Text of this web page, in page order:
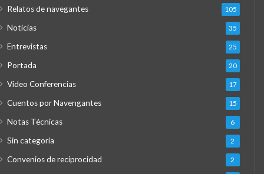
Relatos de navegantes 105
Noticias 35
Entrevistas 25
Portada 20
Video Conferencias 17
Cuentos por Navengantes 15
Notas Técnicas 6
Sin categoría 2
Convenios de reciprocidad 2